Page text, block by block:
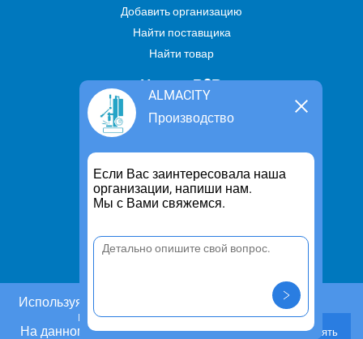
ALMACITY
Производство
Если Вас заинтересовала наша
организации, напиши нам.
Мы с Вами свяжемся.
Используя этот сайт, Вы даете согласие на
использование cookies.
На данном этапе Вы можете отказаться от
Принять
Добавить организацию
Найти поставщика
Найти товар
Услуги В2В
Найти услугу
Предложить свою услугу
Дропшиппинг
Транспортные услуги
Информация
Политика конфиденциальности
Контакты